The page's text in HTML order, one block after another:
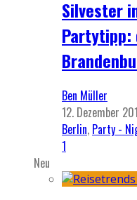
Silvester
Partytipp:
Ben Müller
12. Dezember
Berlin, Party -
1
Neu